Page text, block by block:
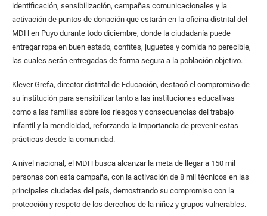
identificación, sensibilización, campañas comunicacionales y la
activación de puntos de donación que estarán en la oficina distrital del
MDH en Puyo durante todo diciembre, donde la ciudadanía puede
entregar ropa en buen estado, confites, juguetes y comida no perecible,
las cuales serán entregadas de forma segura a la población objetivo.
Klever Grefa, director distrital de Educación, destacó el compromiso de
su institución para sensibilizar tanto a las instituciones educativas
como a las familias sobre los riesgos y consecuencias del trabajo
infantil y la mendicidad, reforzando la importancia de prevenir estas
prácticas desde la comunidad.
A nivel nacional, el MDH busca alcanzar la meta de llegar a 150 mil
personas con esta campaña, con la activación de 8 mil técnicos en las
principales ciudades del país, demostrando su compromiso con la
protección y respeto de los derechos de la niñez y grupos vulnerables.